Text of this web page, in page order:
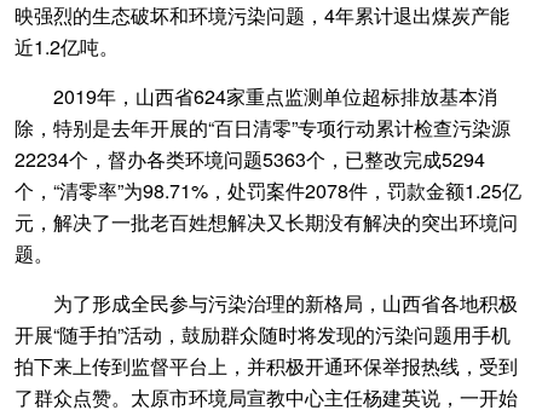
映强烈的生态破坏和环境污染问题，4年累计退出煤炭产能
近1.2亿吨。
2019年，山西省624家重点监测单位超标排放基本消
除，特别是去年开展的“百日清零”专项行动累计检查污染源
22234个，督办各类环境问题5363个，已整改完成5294
个，“清零率”为98.71%，处罚案件2078件，罚款金额1.25亿
元，解决了一批老百姓想解决又长期没有解决的突出环境问
题。
为了形成全民参与污染治理的新格局，山西省各地积极
开展“随手拍”活动，鼓励群众随时将发现的污染问题用手机
拍下来上传到监督平台上，并积极开通环保举报热线，受到
了群众点赞。太原市环境局宣教中心主任杨建英说，一开始